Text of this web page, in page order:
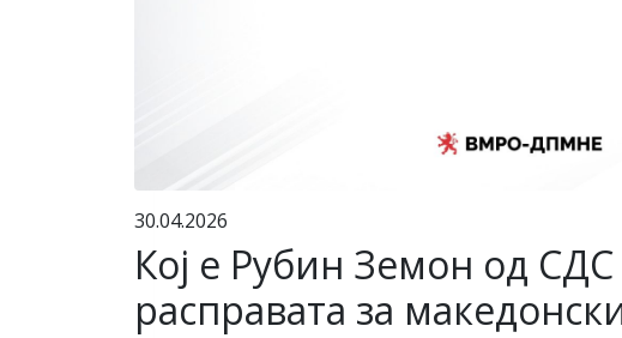
30.04.2026
Кој е Рубин Земон од
расправата за